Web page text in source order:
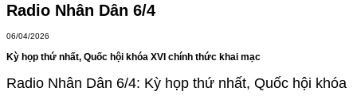
Radio Nhân Dân 6/4
06/04/2026
Kỳ họp thứ nhất, Quốc hội khóa XVI chính thức khai mạc
Radio Nhân Dân 6/4: Kỳ họp thứ nhất, Quốc hội khóa